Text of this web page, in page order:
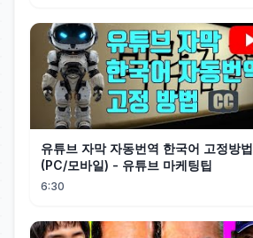
유튜브 자막 자동번역 한국어 고정방법
(PC/모바일) - 유튜브 마케팅팁
6:30